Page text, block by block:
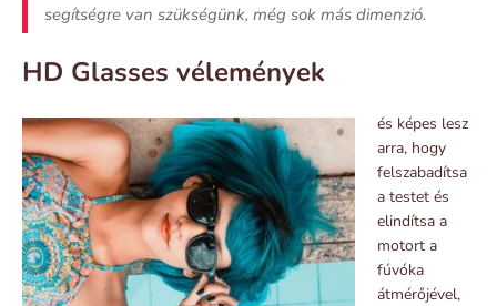
segítségre van szükségünk, még sok más dimenzió.
HD Glasses vélemények
és képes lesz
arra, hogy
felszabadítsa
a testet és
elindítsa a
motort a
fúvóka
átmérőjével,